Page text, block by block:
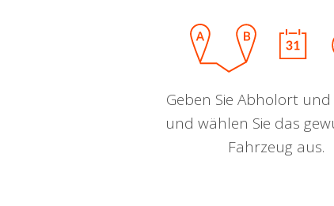
Geben Sie Abholort und
und wählen Sie das
Fahrzeug aus.